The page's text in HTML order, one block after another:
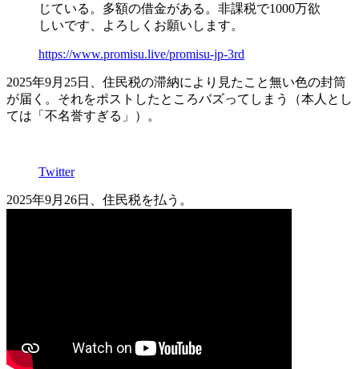
じている。多額の借金がある。非課税で1000万欲
しいです、よろしくお願いします。
https://www.promisu.live/promisu-jp-3rd
2025年9月25日、住民税の滞納により見たこと無い色の封筒
が届く。それをポストしたところバズってしまう（本人とし
ては「不名誉すぎる」）。
Twitter
2025年9月26日、住民税を払う。